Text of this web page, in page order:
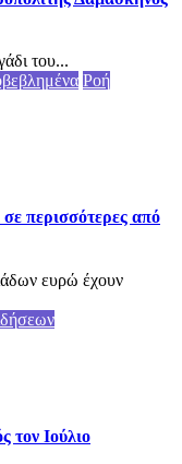
του...
Ροή
περισσότερες από
ευρώ έχουν
Ιούλιο